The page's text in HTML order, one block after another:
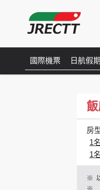
國際機票 日航假期
房
1
1
※